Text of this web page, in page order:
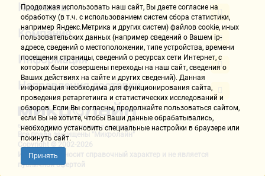
Контакты
Компания
Информация
Направления доставки
Все права защищены "Микролайн"
Copyright © 2002-2026
Информация носит справочный характер и не является
публичной офертой
Продолжая использовать наш cайт, Вы даете согласие на
обработку (в т.ч. с использованием систем сбора статистики,
например Яндекс.Метрика и других систем) файлов cookie, иных
пользовательских данных (например сведений о Вашем ip-
адресе, сведений о местоположении, типе устройства, времени
посещения страницы, сведений о ресурсах сети Интернет, с
которых были совершены переходы на наш сайт, сведения о
Ваших действиях на сайте и других сведений). Данная
информация необходима для функционирования сайта,
проведения ретаргетинга и статистических исследований и
обзоров. Если Вы согласны, продолжайте пользоваться сайтом,
если Вы не хотите, чтобы Ваши данные обрабатывались,
необходимо установить специальные настройки в браузере или
покинуть сайт.
Принять